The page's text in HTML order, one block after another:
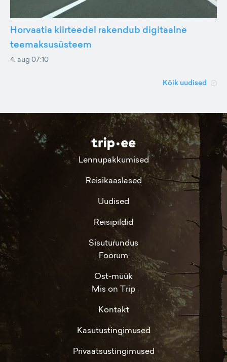
Horvaatia kiirteedel rakendub digitaalne
teemaksusüsteem
4. aug 07:10
Kõik uudised
Lennupakkumised
Reisikaaslased
Uudised
Reisipildid
Sisuturundus
Foorum
Ost-müük
Mis on Trip
Kontakt
Kasutustingimused
Privaatsustingimused